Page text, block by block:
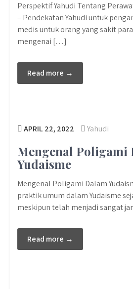
Perspektif Yahudi Tentang
– Pendekatan Yahudi untuk
medis untuk orang yang sakit
mengenai […]
Read more →
APRIL 22, 2022 Yahudi
Mengenal Poligami
Yudaisme
Mengenal Poligami Dalam
praktik umum dalam Yudaisme
meskipun telah menjadi sangat
Read more →